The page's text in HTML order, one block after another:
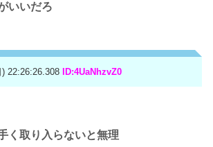
いいだろ
22:26:26.308 ID:4UaNhzvZ0
く取り入らないと無理